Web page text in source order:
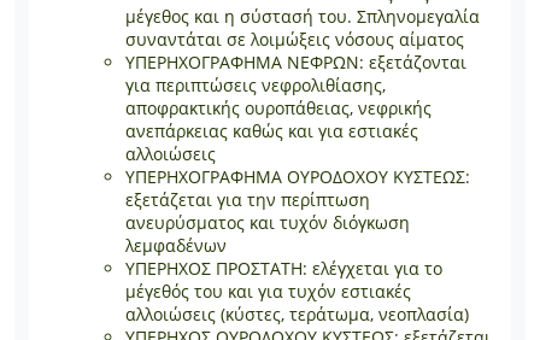
μέγεθος και η σύστασή του. Σπληνομεγαλία
συναντάται σε λοιμώξεις νόσους αίματος
ΥΠΕΡΗΧΟΓΡΑΦΗΜΑ ΝΕΦΡΩΝ: εξετάζονται
για περιπτώσεις νεφρολιθίασης,
αποφρακτικής ουροπάθειας, νεφρικής
ανεπάρκειας καθώς και για εστιακές
αλλοιώσεις
ΥΠΕΡΗΧΟΓΡΑΦΗΜΑ ΟΥΡΟΔΟΧΟΥ ΚΥΣΤΕΩΣ:
εξετάζεται για την περίπτωση
ανευρύσματος και τυχόν διόγκωση
λεμφαδένων
ΥΠΕΡΗΧΟΣ ΠΡΟΣΤΑΤΗ: ελέγχεται για το
μέγεθός του και για τυχόν εστιακές
αλλοιώσεις (κύστες, τεράτωμα, νεοπλασία)